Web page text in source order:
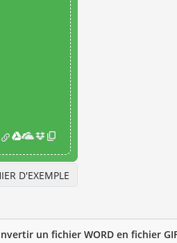
D'EXEMPLE
un fichier WORD en fichier